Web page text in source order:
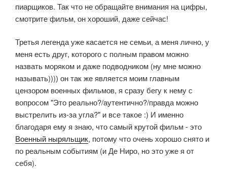
пиарщиков. Так что не обращайте внимания на цифры,
смотрите фильм, он хороший, даже сейчас!
Третья легенда уже касается не семьи, а меня лично, у
меня есть друг, которого с полным правом можно
назвать моряком и даже подводником (ну мне можно
называть)))) он так же является моим главным
цензором военных фильмов, я сразу бегу к нему с
вопросом "Это реально?/аутентично?/правда можно
выстрелить из-за угла?" и все такое :) И именно
благодаря ему я знаю, что самый крутой фильм - это
Военный ныряльщик, потому что очень хорошо снято и
по реальным событиям (и Де Ниро, но это уже я от
себя).